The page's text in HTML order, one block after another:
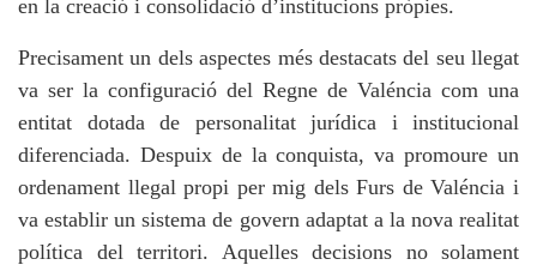
en la creació i consolidació d’institucions pròpies.
Precisament un dels aspectes més destacats del seu llegat
va ser la configuració del Regne de Valéncia com una
entitat dotada de personalitat jurídica i institucional
diferenciada. Despuix de la conquista, va promoure un
ordenament llegal propi per mig dels Furs de Valéncia i
va establir un sistema de govern adaptat a la nova realitat
política del territori. Aquelles decisions no solament